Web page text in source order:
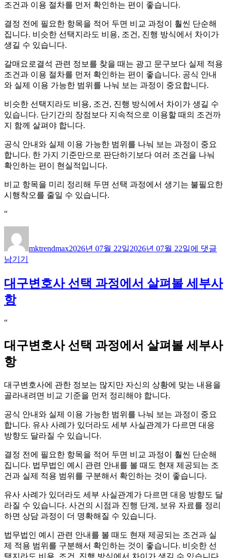
조건과 이용 절차를 먼저 확인하는 편이 좋습니다.
결정 전에 필요한 항목을 적어 두면 비교 과정이 훨씬 단순해
집니다. 비슷한 선택지라도 비용, 조건, 진행 방식에서 차이가
생길 수 있습니다.
갈매요로결석 관련 정보를 찾을 때는 광고 문구보다 실제 적용
조건과 이용 절차를 먼저 확인하는 편이 좋습니다. 공식 안내
와 실제 이용 가능한 범위를 나눠 보는 과정이 중요합니다.
비슷한 선택지라도 비용, 조건, 진행 방식에서 차이가 생길 수
있습니다. 단기간의 장점보다 지속적으로 이용할 때의 조건까
지 함께 살펴야 합니다.
공식 안내와 실제 이용 가능한 범위를 나눠 보는 과정이 중요
합니다. 한 가지 기준만으로 판단하기보다 여러 조건을 나눠
확인하는 편이 현실적입니다.
비교 항목을 미리 정리해 두면 선택 과정에서 생기는 불필요한
시행착오를 줄일 수 있습니다.
“
이
mktrendmax일
2026년 07월 22일2026년 07월 22일요
석
리
크
포
트
에 댓글
남기기
대구변호사 선택 과정에서 살펴볼 세부사
항
“
대구변호사 선택 과정에서 살펴볼 세부사
항
대구변호사에 관한 정보는 많지만 자신의 상황에 맞는 내용을
골라내려면 비교 기준을 먼저 정리해야 합니다.
공식 안내와 실제 이용 가능한 범위를 나눠 보는 과정이 중요
합니다. 유사 사례가 있더라도 세부 사실관계가 다르면 대응
방향도 달라질 수 있습니다.
결정 전에 필요한 항목을 적어 두면 비교 과정이 훨씬 단순해
집니다. 법무법인 예시 관련 안내를 볼 때도 현재 제공되는 조
건과 실제 적용 범위를 구분해서 확인하는 것이 좋습니다.
유사 사례가 있더라도 세부 사실관계가 다르면 대응 방향도 달
라질 수 있습니다. 사건의 시점과 진행 단계, 보유 자료를 정리
하면 상담 과정이 더 명확해질 수 있습니다.
법무법인 예시 관련 안내를 볼 때도 현재 제공되는 조건과 실
제 적용 범위를 구분해서 확인하는 것이 좋습니다. 비슷한 선
택지라도 비용, 조건, 진행 방식에서 차이가 생길 수 있습니다.